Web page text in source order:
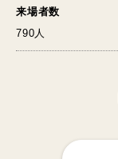
来場者数
790人